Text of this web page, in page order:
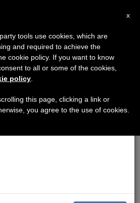
×
7 de agosto haremos la pausa
que en el periodo de verano
y también el
x
tools use cookies, which are
and required to achieve the
cookie policy. If you want to know
to all or some of the cookies,
policy
this page, clicking a link or
you agree to the use of cookies.